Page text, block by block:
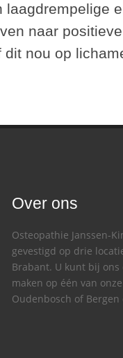
laagdrempelige
naar
nou op
Over ons
Osteopathie Janssen-
gevestigd op drie
Brabant. U kunt bij ons
maken op één van
Oudenbosch of Bergen